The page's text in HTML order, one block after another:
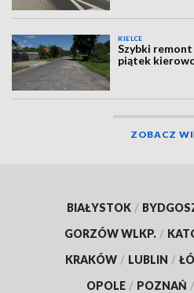
KIELCE
Szybki
piątek
ZOBACZ
BIAŁYSTOK /
GORZÓW WLKP. /
KRAKÓW / LUBLIN /
OPOLE / POZNAŃ /